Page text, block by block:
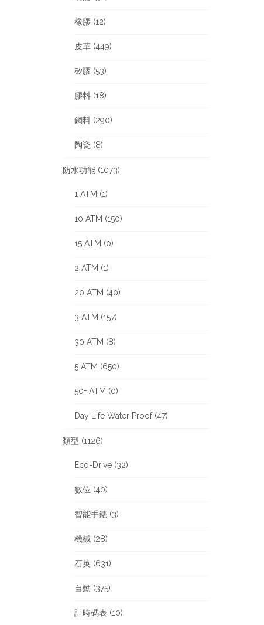
橡膠 (12)
皮革 (449)
矽膠 (53)
膠料 (18)
鋼料 (290)
陶瓷 (8)
防水功能 (1073)
1 ATM (1)
10 ATM (150)
15 ATM (0)
2 ATM (1)
20 ATM (40)
3 ATM (157)
30 ATM (8)
5 ATM (650)
50+ ATM (0)
Day Life Water Proof (47)
類型 (1126)
Eco-Drive (32)
數位 (40)
智能手錶 (3)
機械 (28)
石英 (631)
自動 (375)
計時碼表 (10)